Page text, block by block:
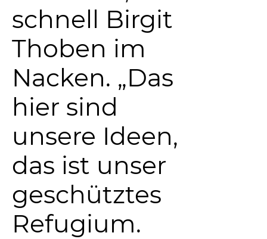
schnell Birgit
Thoben im
Nacken. „Das
hier sind
unsere Ideen,
das ist unser
geschütztes
Refugium.